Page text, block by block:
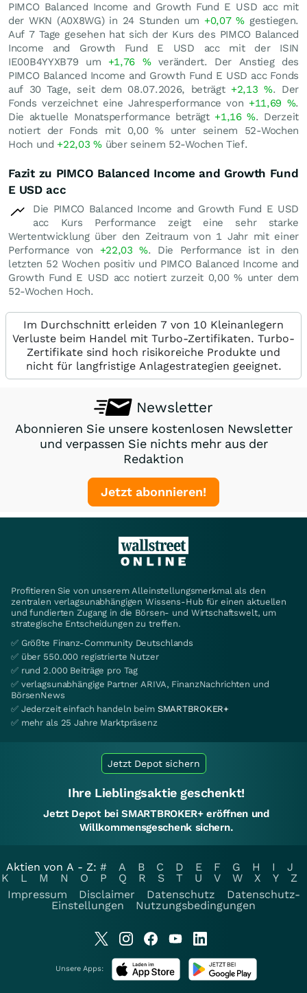
PIMCO Balanced Income and Growth Fund E USD acc mit
der WKN (A0X8WG) in 24 Stunden um +0,07% gestiegen.
Auf 7 Tage gesehen hat sich der Kurs des PIMCO Balanced
Income and Growth Fund E USD acc mit der ISIN
IE00B4YYXB79 um +1,76 %verändert. Der Anstieg des
PIMCO Balanced Income and Growth Fund E USD acc Fonds
auf 30 Tage, seit dem 08.07.2026, beträgt +2,13 %. Der
Fonds verzeichnet eine Jahresperformance von +11,69 %.
Die aktuelle Monatsperformance beträgt +1,16%. Derzeit
notiert der Fonds mit 0,00%unter seinem 52-Wochen
Hoch und +22,03%über seinem 52-Wochen Tief.
Fazit zu PIMCO Balanced Income and Growth Fund
E USD acc
Die PIMCO Balanced Income and Growth Fund E USD
acc Kurs Performance zeigt eine sehr starke
Wertentwicklung über den Zeitraum von 1 Jahr mit einer
Performance von +22,03%. Die Performance ist in den
letzten 52 Wochen positiv und PIMCO Balanced Income and
Growth Fund E USD acc notiert zurzeit 0,00%unter dem
52-Wochen Hoch.
Im Durchschnitt erleiden 7 von 10 Kleinanlegern
Verluste beim Handel mit Turbo-Zertifikaten. Turbo-
Zertifikate sind hoch risikoreiche Produkte und
nicht für langfristige Anlagestrategien geeignet.
Newsletter
Abonnieren Sie unsere kostenlosen Newsletter
und verpassen Sie nichts mehr aus der
Redaktion
Jetzt abonnieren!
Profitieren Sie von unserem Alleinstellungsmerkmal als den
zentralen verlagsunabhängigen Wissens-Hub für einen aktuellen
und fundierten Zugang in die Börsen- und Wirtschaftswelt, um
strategische Entscheidungen zu treffen.
✅ Größte Finanz-Community Deutschlands
✅ über 550.000 registrierte Nutzer
✅ rund 2.000 Beiträge pro Tag
✅ verlagsunabhängige Partner ARIVA, FinanzNachrichten und
BörsenNews
✅ Jederzeit einfach handeln beim SMARTBROKER+
✅ mehr als 25 Jahre Marktpräsenz
Jetzt Depot sichern
Ihre Lieblingsaktie geschenkt!
Jetzt Depot bei SMARTBROKER+ eröffnen und
Willkommensgeschenk sichern.
Aktien von A - Z: # A B C D E F G H I
J
K
L M N O P Q R S T U V W X Y
Z
Impressum
Disclaimer Datenschutz
Datenschutz-
Einstellungen
Nutzungsbedingungen
Unsere Apps: